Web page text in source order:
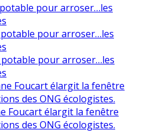
potable pour arroser…les
potable pour arroser…les
potable pour arroser…les
Foucart élargit la fenêtre
des ONG écologistes.
Foucart élargit la fenêtre
des ONG écologistes.